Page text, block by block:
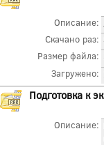
Описание:
Скачано раз:
Размер файла:
Загружено:
Подготовка к
Описание: